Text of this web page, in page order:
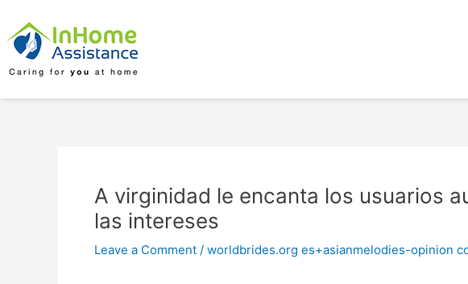
content
A virginidad le encanta los usuarios
las intereses
Leave a Comment / worldbrides.org es+asianmelodies-opinion
navigation